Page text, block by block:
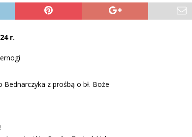
r.
Bednarczyka z prośbą o bł. Boże